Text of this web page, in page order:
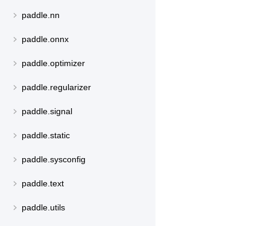
paddle.nn
paddle.onnx
paddle.optimizer
paddle.regularizer
paddle.signal
paddle.static
paddle.sysconfig
paddle.text
paddle.utils